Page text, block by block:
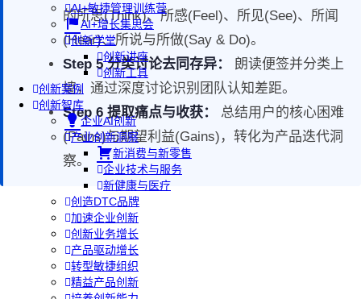
AI+敏捷管理训练营
AI+增长集思会
创新学堂
创新讲座
创新工具
创新案例
创新智库
企业AI创新
产业创新洞察
新消费与新零售
企业技术与服务
新健康与医疗
创造DTC品牌
加速企业创新
创新业务增长
产品驱动增长
转型敏捷组织
精益产品创新
的所思(Think)、所感(Feel)、所见(See)、所闻
(Hear)、所说与所做(Say & Do)。
Step 5 分类讨论去同存异：
朗读便签并分类上
墙，通过深度讨论识别团队认知差距。
Step 6 提取痛点与收获：
总结用户的核心困难
(Pains)与期望利益(Gains)，转化为产品迭代洞
察。